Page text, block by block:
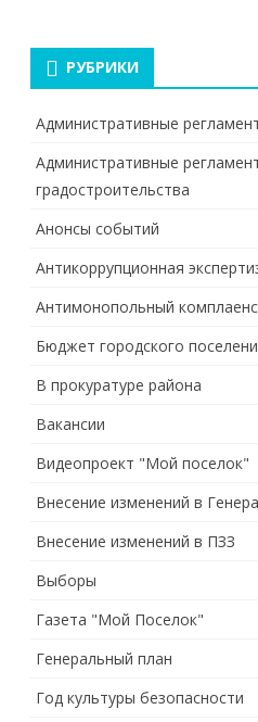
РУБРИКИ
Административные
Административные
градостроительства
Анонсы событий
Антикоррупционная
Антимонопольный комплаенс
Бюджет городского
В прокуратуре района
Вакансии
Видеопроект "Мой поселок"
Внесение изменений в
Внесение изменений в ПЗЗ
Выборы
Газета "Мой Поселок"
Генеральный план
Год культуры безопасности